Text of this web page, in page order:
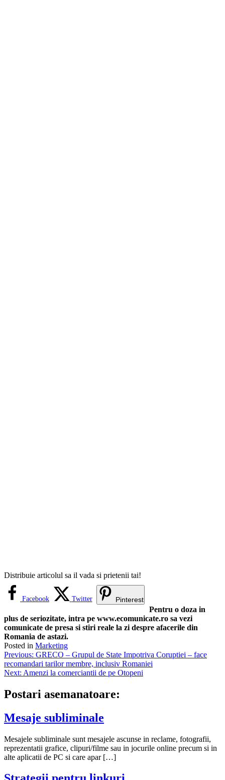
Distribuie articolul sa il vada si prietenii tai!
Facebook Twitter Pinterest
Pentru o doza in
plus de seriozitate, intra pe www.ecomunicate.ro sa vezi
comunicate de presa si stiri reale la zi despre afacerile din
Romania de astazi.
Posted in Marketing
Navigare
în
Previous: GRECO – Grupul de State Impotriva Coruptiei – face
recomandari tarilor membre, inclusiv Romaniei
Next: Amenzi la comerciantii de pe Otopeni
Postari asemanatoare:
Mesaje subliminale
Mesajele subliminale sunt mesajele ascunse in reclame, fotografii,
reprezentatii grafice, clipuri/filme sau in jocurile online precum si in
alte aplicatii de PC si care apar […]